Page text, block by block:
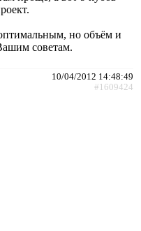
но объём и
советам.
10/04/2012 14:48:49
#1609424